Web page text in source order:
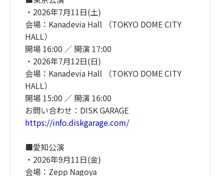
・2026年7月11日(土)
会場：Kanadevia Hall （TOKYO DOME CITY
HALL）
開場 16:00 ／ 開演 17:00
・2026年7月12日(日)
会場：Kanadevia Hall （TOKYO DOME CITY
HALL）
開場 15:00 ／ 開演 16:00
お問い合わせ：DISK GARAGE
https://info.diskgarage.com/
■愛知公演
・2026年9月11日(金)
会場：Zepp Nagoya